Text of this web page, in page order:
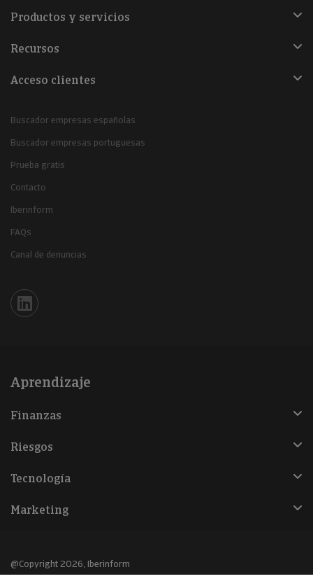
Productos y servicios
Recursos
Acceso clientes
Buscador empresas españolas
Buscador empresas portuguesas
Prueba gratis
Contacto
Iberinform
FAQs
Canal de denuncias
Iberinform en Linkedin
Aprendizaje
Finanzas
Riesgos
Tecnología
Marketing
@Copyright 2026, Iberinform